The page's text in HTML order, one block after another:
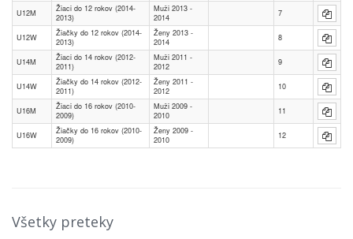
U12M
Žiaci do 12 rokov (2014-
2013)
Muži 2013 -
2014
7
U12W
Žiačky do 12 rokov (2014-
2013)
Ženy 2013 -
2014
8
U14M
Žiaci do 14 rokov (2012-
2011)
Muži 2011 -
2012
9
U14W
Žiačky do 14 rokov (2012-
2011)
Ženy 2011 -
2012
10
U16M
Žiaci do 16 rokov (2010-
2009)
Muži 2009 -
2010
11
U16W
Žiačky do 16 rokov (2010-
2009)
Ženy 2009 -
2010
12
Všetky preteky